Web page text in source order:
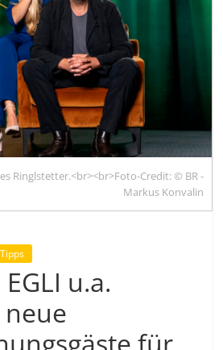
Ringlstetter.<br><br>Foto-Credit: © BR -
Markus Konvalin
EGLI u.a.
neue
für